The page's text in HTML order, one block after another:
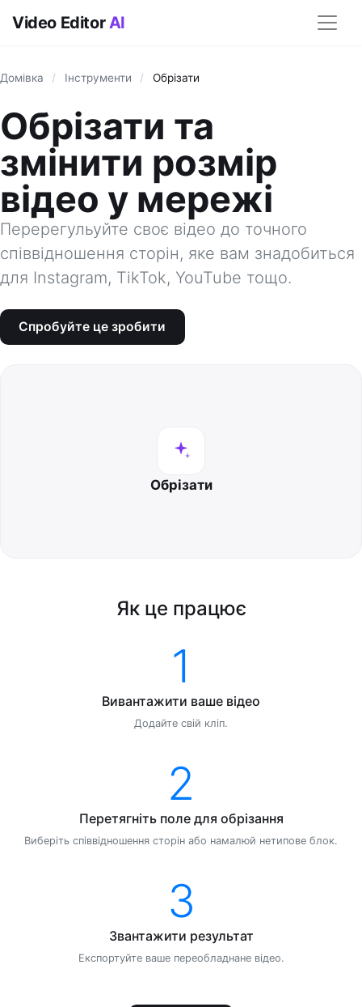
Video EditorAI
Домівка / Інструменти / Обрізати
Обрізати та
змінити розмір
відео у мережі
Перерегульуйте своє відео до точного
співвідношення сторін, яке вам знадобиться
для Instagram, TikTok, YouTube тощо.
Спробуйте це зробити
Обрізати
Як це працює
1
Вивантажити ваше відео
Додайте свій кліп.
2
Перетягніть поле для обрізання
Виберіть співвідношення сторін або намалюй нетипове блок.
3
Звантажити результат
Експортуйте ваше переобладнане відео.